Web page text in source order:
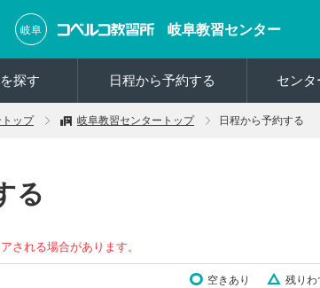
岐阜 岐阜教習センター
探す 日程から予約する センタ
ップ 岐阜教習センタートップ 日程から予約する
る
される場合があります。
空きあり 残りわ